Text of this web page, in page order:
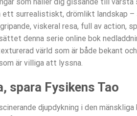
ett surrealistiskt, drömlikt landskap –
viskeral resa, full av action,
denna serie online bok
värld som är både bekant
är villiga att lyssna.
spara Fysikens Tao
djupdykning i den